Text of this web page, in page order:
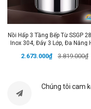
công thái học
với
giác thoải mái khi
không mất nhiều
✔️ Tính Năng Nổi Bật:
không gây hại
Nồi Hấp 3 Tầng Bếp Từ SSGP
Inox 304, Đáy 3 Lớp, Đa Năng
Đức
2.673.000₫ 3.819.000₫
Chúng tôi cam